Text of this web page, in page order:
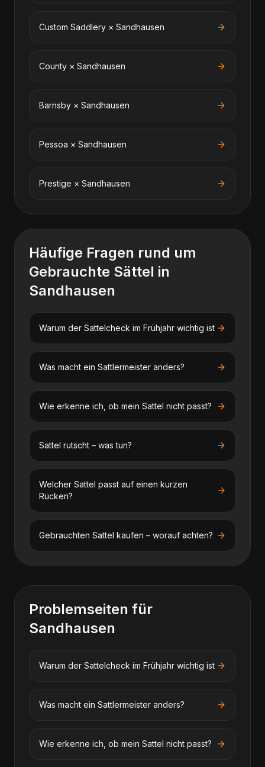
Custom Saddlery × Sandhausen
County × Sandhausen
Barnsby × Sandhausen
Pessoa × Sandhausen
Prestige × Sandhausen
Häufige Fragen rund um
Gebrauchte Sättel in
Sandhausen
Warum der Sattelcheck im Frühjahr wichtig ist
Was macht ein Sattlermeister anders?
Wie erkenne ich, ob mein Sattel nicht passt?
Sattel rutscht – was tun?
Welcher Sattel passt auf einen kurzen
Rücken?
Gebrauchten Sattel kaufen – worauf achten?
Problemseiten für
Sandhausen
Warum der Sattelcheck im Frühjahr wichtig ist
Was macht ein Sattlermeister anders?
Wie erkenne ich, ob mein Sattel nicht passt?